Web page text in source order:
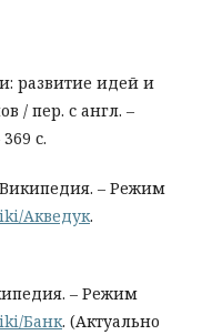
развитие идей и
/ пер. с англ. –
с.
– Режим
Акведук.
– Режим
Банк. (Актуально